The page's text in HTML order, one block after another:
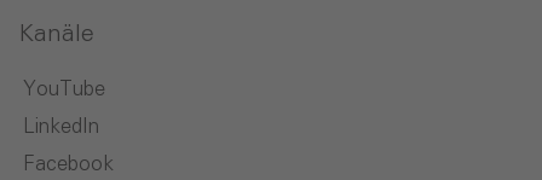
Kanäle
YouTube
LinkedIn
Facebook